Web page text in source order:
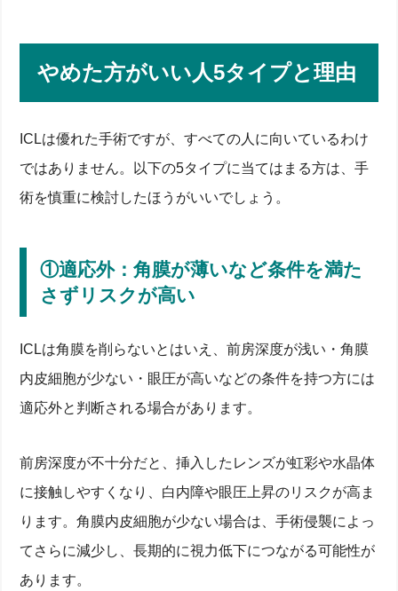
やめた方がいい人5タイプと理由
ICLは優れた手術ですが、すべての人に向いているわけ
ではありません。以下の5タイプに当てはまる方は、手
術を慎重に検討したほうがいいでしょう。
①適応外：角膜が薄いなど条件を満た
さずリスクが高い
ICLは角膜を削らないとはいえ、前房深度が浅い・角膜
内皮細胞が少ない・眼圧が高いなどの条件を持つ方には
適応外と判断される場合があります。
前房深度が不十分だと、挿入したレンズが虹彩や水晶体
に接触しやすくなり、白内障や眼圧上昇のリスクが高ま
ります。角膜内皮細胞が少ない場合は、手術侵襲によっ
てさらに減少し、長期的に視力低下につながる可能性が
あります。